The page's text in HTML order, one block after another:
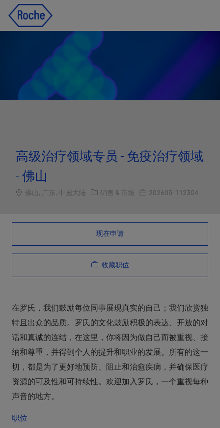
高级治疗领域专员 - 免疫治疗领域
- 佛山
Location
佛山, 广东, 中国大陆 职位类别
销售 & 市场 职位编号
202605-112304
现在申请
收藏职位
在罗氏，我们鼓励每位同事展现真实的自己；我们欣赏独
特且出众的品质。罗氏的文化鼓励积极的表达、开放的对
话和真诚的连结，在这里，你将因为做自己而被重视、接
纳和尊重，并得到个人的提升和职业的发展。所有的这一
切，都是为了更好地预防、阻止和治愈疾病，并确保医疗
资源的可及性和可持续性。欢迎加入罗氏，一个重视每种
声音的地方。
职位